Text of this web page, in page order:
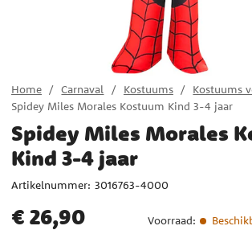
Home Carnaval Kostuums
Kostuums
Spidey Miles Morales Kostuum Kind 3-4 jaar
Spidey Miles Morales
Kind 3-4 jaar
Artikelnummer: 3016763-4000
Prijs:€ 26,90
€ 26,90 Voorraad: